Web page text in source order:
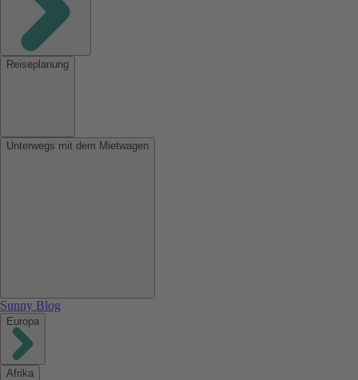
Reiseplanung
Unterwegs mit dem Mietwagen
Sunny Blog
Europa
Afrika